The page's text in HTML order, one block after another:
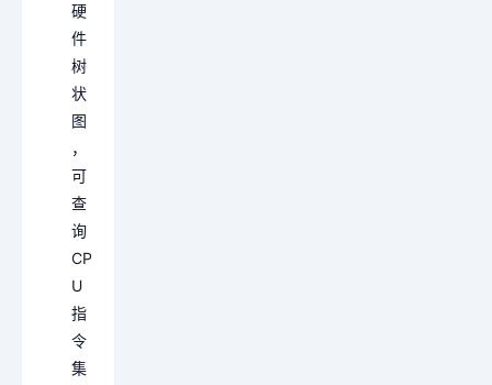
硬
件
树
状
图
，
可
查
询
CP
U
指
令
集